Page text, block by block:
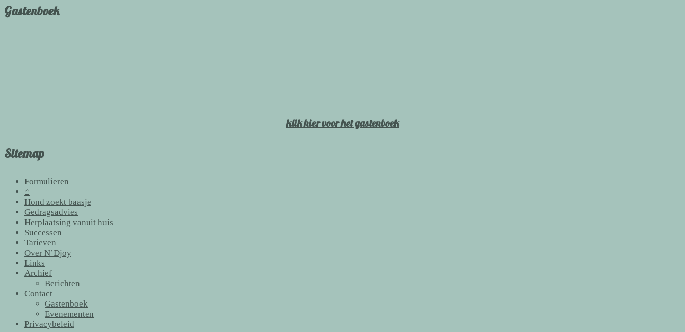
Gastenboek
klik hier voor het gastenboek
Sitemap
Formulieren
⌂
Hond zoekt baasje
Gedragsadvies
Herplaatsing vanuit huis
Successen
Tarieven
Over N’Djoy
Links
Archief
Berichten
Contact
Gastenboek
Evenementen
Privacybeleid